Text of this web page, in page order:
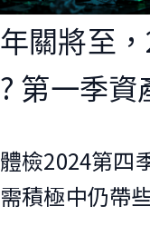
年關將至
? 第一季資
體檢2024第四
需積極中仍帶